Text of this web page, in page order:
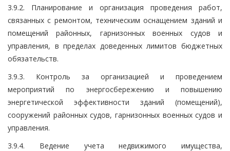
3.9.2. Планирование и организация проведения работ,
связанных с ремонтом, техническим оснащением зданий и
помещений районных, гарнизонных военных судов и
управления, в пределах доведенных лимитов бюджетных
обязательств.
3.9.3. Контроль за организацией и проведением
мероприятий по энергосбережению и повышению
энергетической эффективности зданий (помещений),
сооружений районных судов, гарнизонных военных судов и
управления.
3.9.4. Ведение учета недвижимого имущества,